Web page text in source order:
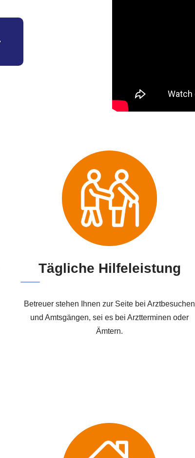
Tägliche Hilfeleistung
Betreuer stehen Ihnen zur Seite bei Arztbesuchen
und Amtsgängen, sei es bei Arztterminen oder
Ämtern.